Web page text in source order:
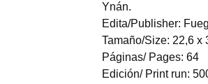
Ynán.
Edita/Publisher:
Tamaño/Size: 22,6 x
Páginas/ Pages: 64
Edición/ Print run: